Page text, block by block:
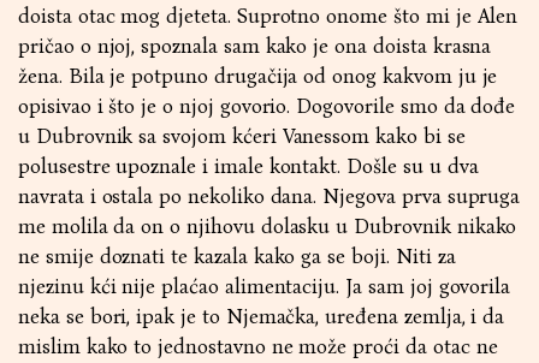
doista otac mog djeteta. Suprotno onome što mi je Alen
pričao o njoj, spoznala sam kako je ona doista krasna
žena. Bila je potpuno drugačija od onog kakvom ju je
opisivao i što je o njoj govorio. Dogovorile smo da dođe
u Dubrovnik sa svojom kćeri Vanessom kako bi se
polusestre upoznale i imale kontakt. Došle su u dva
navrata i ostala po nekoliko dana. Njegova prva supruga
me molila da on o njihovu dolasku u Dubrovnik nikako
ne smije doznati te kazala kako ga se boji. Niti za
njezinu kći nije plaćao alimentaciju. Ja sam joj govorila
neka se bori, ipak je to Njemačka, uređena zemlja, i da
mislim kako to jednostavno ne može proći da otac ne